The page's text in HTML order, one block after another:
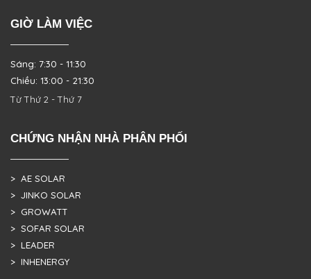
GIỜ LÀM VIỆC
Sáng: 7:30 - 11:30
Chiều: 13:00 - 21:30
Từ Thứ 2 - Thứ 7
CHỨNG NHẬN NHÀ PHÂN PHỐI
> AE SOLAR
> JINKO SOLAR
> GROWATT
> SOFAR SOLAR
> LEADER
> INHENERGY